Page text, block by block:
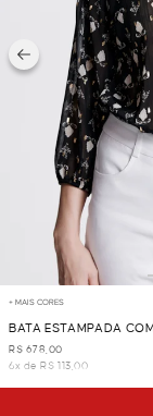
+ MAIS CORES
BATA ESTAMPADA
R$ 678,00
6x de R$ 113,00